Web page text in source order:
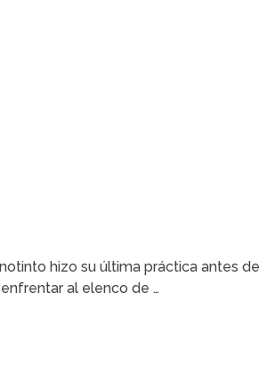
hizo su última práctica antes de
al elenco de …